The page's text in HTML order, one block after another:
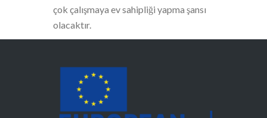
çok çalışmaya ev sahipliği yapma şansı
olacaktır.